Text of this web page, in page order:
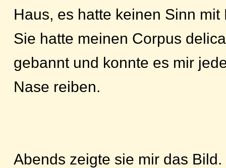
Haus, es hatte keinen Sinn mit
Sie hatte meinen Corpus
gebannt und konnte es mir
Nase reiben.
Abends zeigte sie mir das Bild.